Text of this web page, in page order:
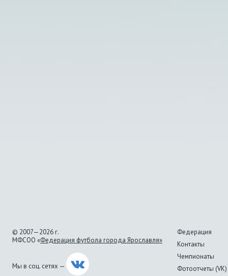
© 2007—2026 г.
МФСОО «Федерация футбола города Ярославля»
Мы в соц. сетях —
Федерация
Контакты
Чемпионаты
Фотоотчеты (VK)